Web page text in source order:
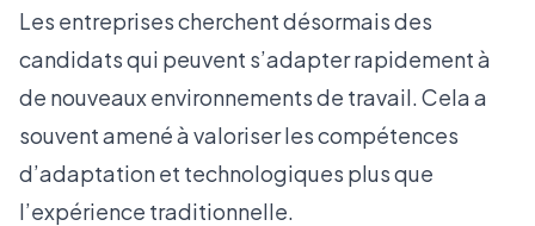
Les entreprises cherchent désormais des
candidats qui peuvent s’adapter rapidement à
de nouveaux environnements de travail. Cela a
souvent amené à valoriser les compétences
d’adaptation et technologiques plus que
l’expérience traditionnelle.